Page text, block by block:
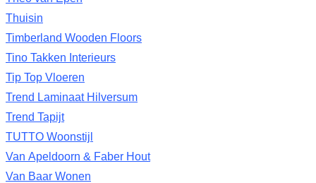
Thuisin
Timberland Wooden Floors
Tino Takken Interieurs
Tip Top Vloeren
Trend Laminaat Hilversum
Trend Tapijt
TUTTO Woonstijl
Van Apeldoorn & Faber Hout
Van Baar Wonen